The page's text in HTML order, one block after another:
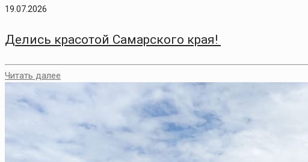
19.07.2026
Делись красотой Самарского края!
Читать далее